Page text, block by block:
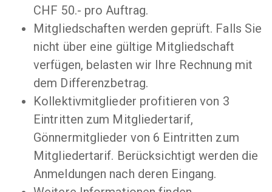
CHF 50.- pro Auftrag.
Mitgliedschaften werden geprüft. Falls Sie
nicht über eine gültige Mitgliedschaft
verfügen, belasten wir Ihre Rechnung mit
dem Differenzbetrag.
Kollektivmitglieder profitieren von 3
Eintritten zum Mitgliedertarif,
Gönnermitglieder von 6 Eintritten zum
Mitgliedertarif. Berücksichtigt werden die
Anmeldungen nach deren Eingang.